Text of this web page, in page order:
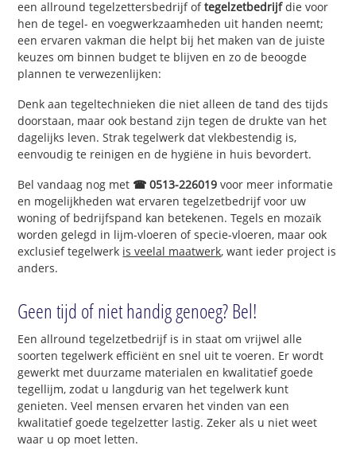
een allround tegelzettersbedrijf oftegelzetbedrijfdie voor
hen de tegel- en voegwerkzaamheden uit handen neemt;
een ervaren vakman die helpt bij het maken van de juiste
keuzes om binnen budget te blijven en zo de beoogde
plannen te verwezenlijken:
Denk aan tegeltechnieken die niet alleen de tand des tijds
doorstaan, maar ook bestand zijn tegen de drukte van het
dagelijks leven. Strak tegelwerk dat vlekbestendig is,
eenvoudig te reinigen en de hygiëne in huis bevordert.
Bel vandaag nog met ☎ 0513-226019 voor meer informatie
en mogelijkheden wat ervaren tegelzetbedrijf voor uw
woning of bedrijfspand kan betekenen. Tegels en mozaïk
worden gelegd in lijm-vloeren of specie-vloeren, maar ook
exclusief tegelwerk is veelal maatwerk, want ieder project is
anders.
Geen tijd of niet handig genoeg? Bel!
Een allround tegelzetbedrijf is in staat om vrijwel alle
soorten tegelwerk efficiënt en snel uit te voeren. Er wordt
gewerkt met duurzame materialen en kwalitatief goede
tegellijm, zodat u langdurig van het tegelwerk kunt
genieten. Veel mensen ervaren het vinden van een
kwalitatief goede tegelzetter lastig. Zeker als u niet weet
waar u op moet letten.